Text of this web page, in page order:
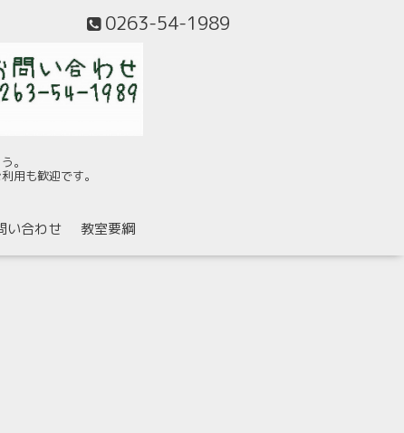
0263-54-1989
。
用も歓迎です。
い合わせ 教室要綱